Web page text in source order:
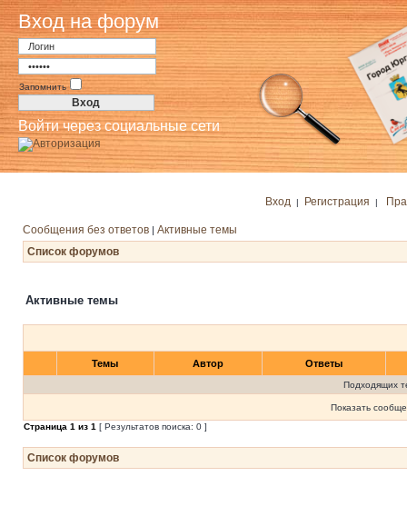
Вход на форум
Запомнить
Войти через социальные сети
Вход | Регистрация |
Сообщения без ответов | Активные темы
Список форумов
Активные темы
Темы Автор Ответы
Подходящих
Показать
Страница 1 из 1 [ Результатов поиска: 0 ]
Список форумов